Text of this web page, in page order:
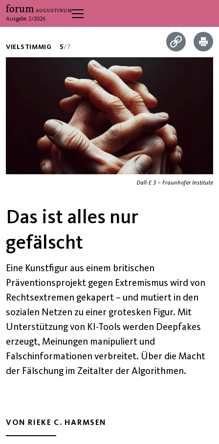
Ausgabe 2/2026
VIELSTIMMIG 5/7
Dall-E 3 – Fraunhofer Institute
Das ist alles nur
gefälscht
Eine Kunstfigur aus einem britischen
Präventionsprojekt gegen Extremismus wird von
Rechtsextremen gekapert – und mutiert in den
sozialen Netzen zu einer grotesken Figur. Mit
Unterstützung von KI-Tools werden Deepfakes
erzeugt, Meinungen manipuliert und
Falschinformationen verbreitet. Über die Macht
der Fälschung im Zeitalter der Algorithmen.
VON RIEKE C. HARMSEN